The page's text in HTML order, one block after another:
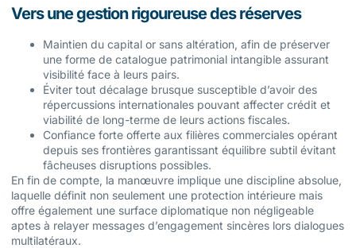
Vers une gestion rigoureuse des réserves
Maintien du capital or sans altération, afin de préserver
une forme de catalogue patrimonial intangible assurant
visibilité face à leurs pairs.
Éviter tout décalage brusque susceptible d’avoir des
répercussions internationales pouvant affecter crédit et
viabilité de long-terme de leurs actions fiscales.
Confiance forte offerte aux filières commerciales opérant
depuis ses frontières garantissant équilibre subtil évitant
fâcheuses disruptions possibles.
En fin de compte, la manœuvre implique une discipline absolue,
laquelle définit non seulement une protection intérieure mais
offre également une surface diplomatique non négligeable
aptes à relayer messages d’engagement sincères lors dialogues
multilatéraux.